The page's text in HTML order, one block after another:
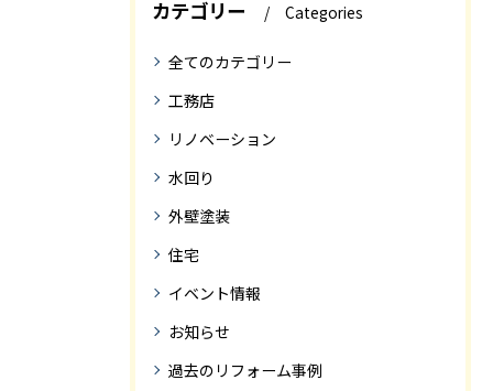
カテゴリー Categories
全てのカテゴリー
工務店
リノベーション
水回り
外壁塗装
住宅
イベント情報
お知らせ
過去のリフォーム事例